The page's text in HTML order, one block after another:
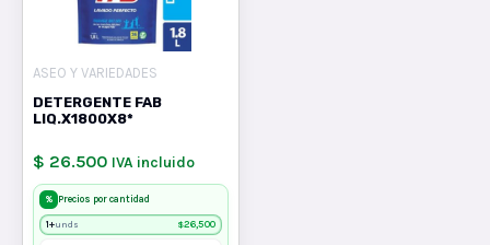
ASEO Y VARIEDADES
DETERGENTE FAB
LIQ.X1800X8*
$ 26.500 IVA incluido
% Precios por cantidad
1+unds $26,500